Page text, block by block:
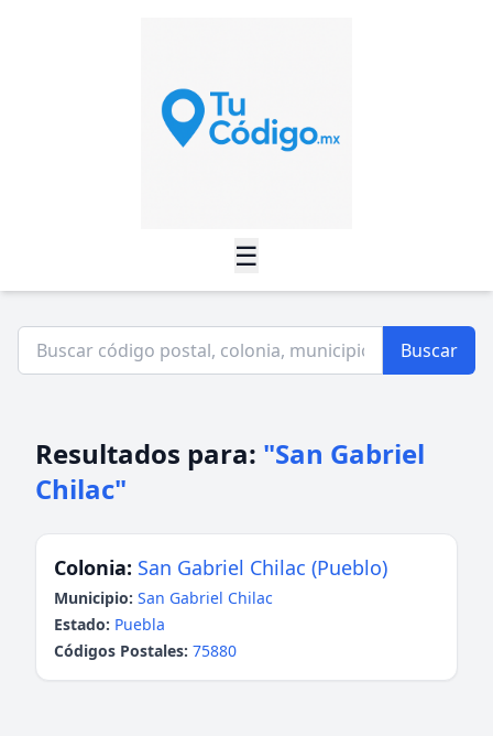
☰
Buscar
Resultados para: "San Gabriel
Chilac"
Colonia: San Gabriel Chilac (Pueblo)
Municipio: San Gabriel Chilac
Estado: Puebla
Códigos Postales: 75880